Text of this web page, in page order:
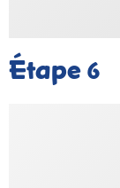
Étape 6